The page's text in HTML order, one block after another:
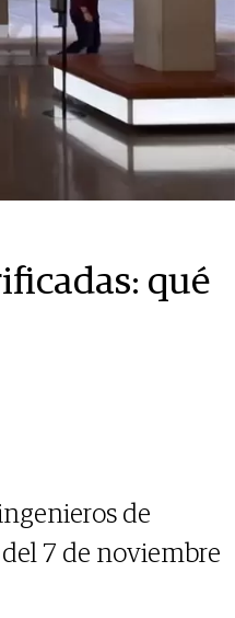
qué
de
7 de noviembre